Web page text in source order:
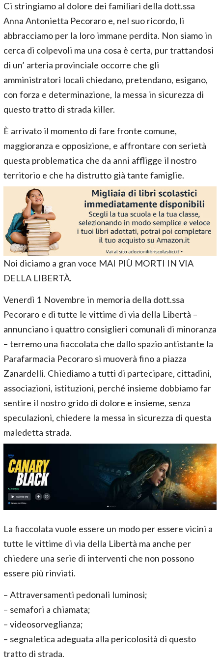
Ci stringiamo al dolore dei familiari della dott.ssa
Anna Antonietta Pecoraro e, nel suo ricordo, li
abbracciamo per la loro immane perdita. Non siamo in
cerca di colpevoli ma una cosa è certa, pur trattandosi
di un’ arteria provinciale occorre che gli
amministratori locali chiedano, pretendano, esigano,
con forza e determinazione, la messa in sicurezza di
questo tratto di strada killer.
È arrivato il momento di fare fronte comune,
maggioranza e opposizione, e affrontare con serietà
questa problematica che da anni affligge il nostro
territorio e che ha distrutto già tante famiglie.
Noi diciamo a gran voce MAI PIÙ MORTI IN VIA
DELLA LIBERTÀ.
Venerdì 1 Novembre in memoria della dott.ssa
Pecoraro e di tutte le vittime di via della Libertà –
annunciano i quattro consiglieri comunali di minoranza
– terremo una fiaccolata che dallo spazio antistante la
Parafarmacia Pecoraro si muoverà fino a piazza
Zanardelli. Chiediamo a tutti di partecipare, cittadini,
associazioni, istituzioni, perché insieme dobbiamo far
sentire il nostro grido di dolore e insieme, senza
speculazioni, chiedere la messa in sicurezza di questa
maledetta strada.
La fiaccolata vuole essere un modo per essere vicini a
tutte le vittime di via della Libertà ma anche per
chiedere una serie di interventi che non possono
essere più rinviati.
– Attraversamenti pedonali luminosi;
– semafori a chiamata;
– videosorveglianza;
– segnaletica adeguata alla pericolosità di questo
tratto di strada.